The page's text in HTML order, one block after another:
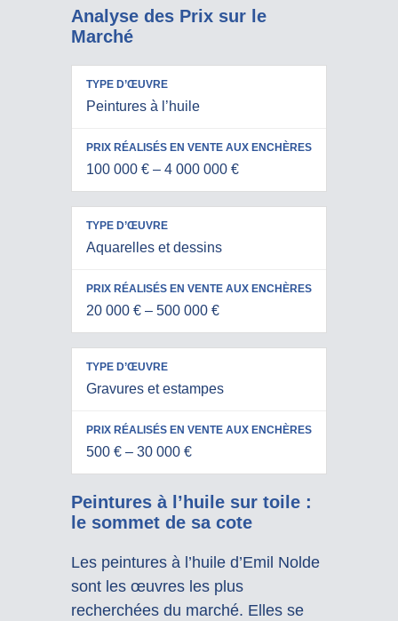
Analyse des Prix sur le
Marché
D’ŒUVRE
RÉALISÉS
AUX
ENCHÈRES
Peintures à l’huile
100 000 € – 4 000 000 €
Aquarelles et dessins
20 000 € – 500 000 €
Gravures et estampes
500 € – 30 000 €
Peintures à l’huile sur toile :
le sommet de sa cote
Les peintures à l’huile d’Emil Nolde
sont les œuvres les plus
recherchées du marché. Elles se